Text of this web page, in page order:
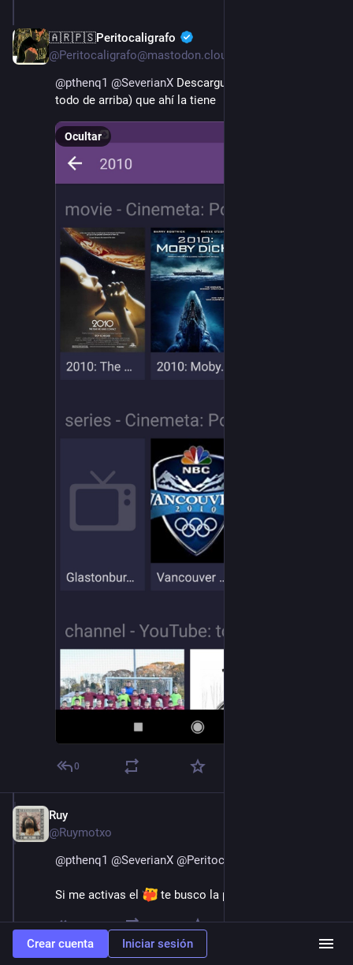
🇦🇷🇵🇸Peritocaligrafo
@Peritocaligrafo@mastodon.cloud
@pthenq1 @SeverianX Descarguesé Stremio (para ver
todo de arriba) que ahí la tiene
Ocultar
0
Ruy
@Ruymotxo
@pthenq1 @SeverianX @Peritocaligrafo
Si me activas el te busco la peli.
1
Crear cuenta Iniciar sesión